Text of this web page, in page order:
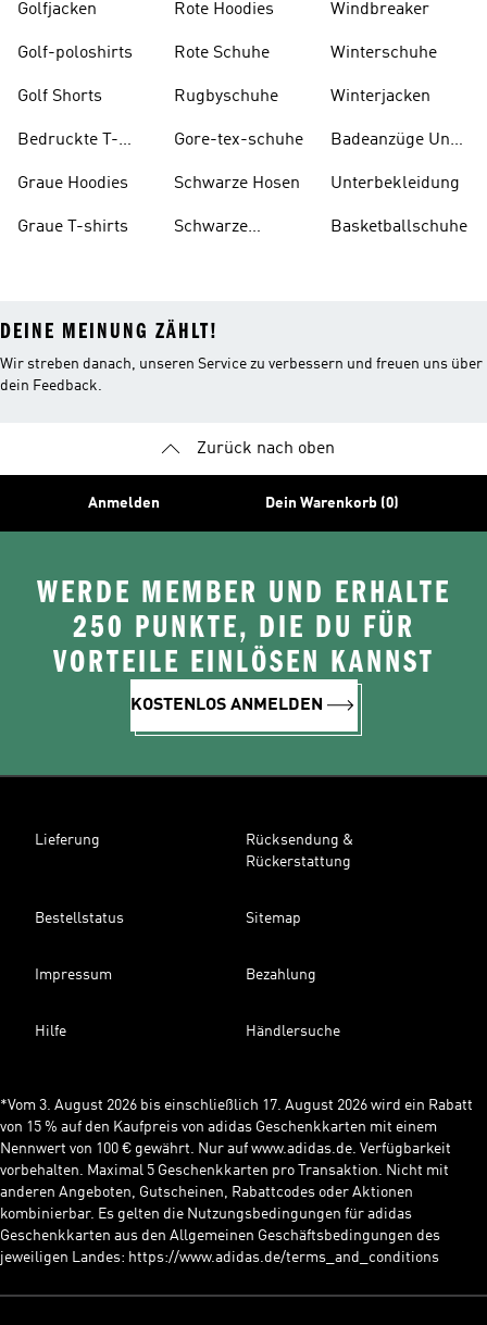
Golfjacken
Golf-poloshirts
Golf Shorts
Bedruckte T-
Graue Hoodies
Graue T-shirts
Rote Hoodies
Rote Schuhe
Rugbyschuhe
Gore-tex-schuhe
Schwarze Hosen
Schwarze
Windbreaker
Winterschuhe
Winterjacken
Badeanzüge Und
Unterbekleidung
Basketballschuhe
DEINE MEINUNG ZÄHLT!
Wir streben danach, unseren Service zu verbessern und freuen uns über
dein Feedback.
Zurück nach oben
Anmelden Dein Warenkorb (0)
WERDE MEMBER UND ERHALTE
250 PUNKTE, DIE DU FÜR
VORTEILE EINLÖSEN KANNST
KOSTENLOS ANMELDEN
Lieferung
Rücksendung &
Rückerstattung
Bestellstatus Sitemap
Impressum Bezahlung
Hilfe Händlersuche
*Vom 3. August 2026 bis einschließlich 17. August 2026 wird ein Rabatt
von 15 % auf den Kaufpreis von adidas Geschenkkarten mit einem
Nennwert von 100 € gewährt. Nur auf www.adidas.de. Verfügbarkeit
vorbehalten. Maximal 5 Geschenkkarten pro Transaktion. Nicht mit
anderen Angeboten, Gutscheinen, Rabattcodes oder Aktionen
kombinierbar. Es gelten die Nutzungsbedingungen für adidas
Geschenkkarten aus den Allgemeinen Geschäftsbedingungen des
jeweiligen Landes: https://www.adidas.de/terms_and_conditions